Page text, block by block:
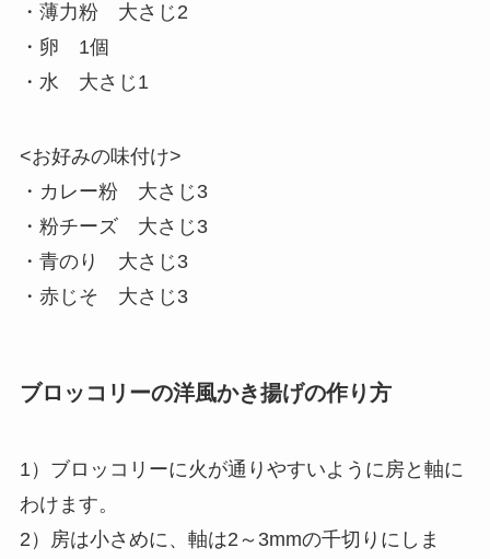
・薄力粉 大さじ2
・卵 1個
・水 大さじ1
<お好みの味付け>
・カレー粉 大さじ3
・粉チーズ 大さじ3
・青のり 大さじ3
・赤じそ 大さじ3
ブロッコリーの洋風かき揚げの作り方
1）ブロッコリーに火が通りやすいように房と軸に
わけます。
2）房は小さめに、軸は2～3mmの千切りにしま